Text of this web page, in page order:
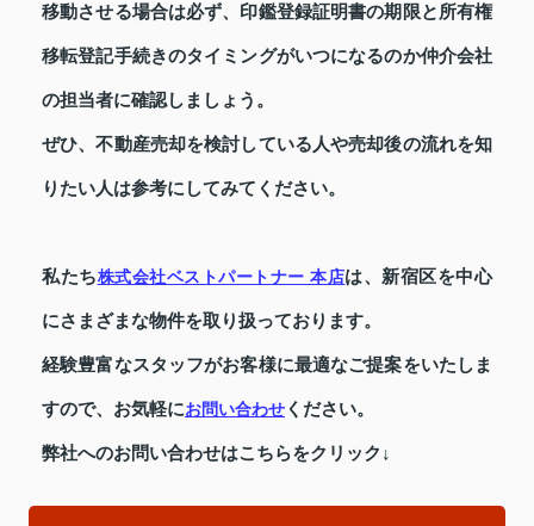
移動させる場合は必ず、印鑑登録証明書の期限と所有権
移転登記手続きのタイミングがいつになるのか仲介会社
の担当者に確認しましょう。
ぜひ、不動産売却を検討している人や売却後の流れを知
りたい人は参考にしてみてください。
私たち株式会社ベストパートナー 本店は、新宿区を中心
にさまざまな物件を取り扱っております。
経験豊富なスタッフがお客様に最適なご提案をいたしま
すので、お気軽にお問い合わせ ください。
弊社へのお問い合わせはこちらをクリック↓